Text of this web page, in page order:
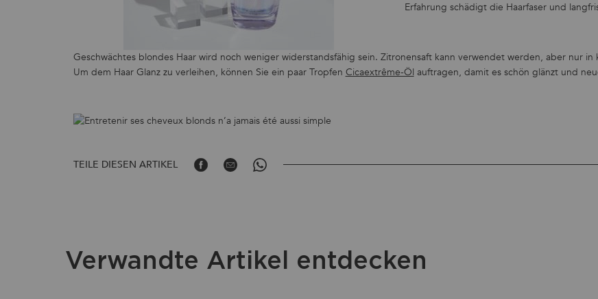
Erfahrung schädigt die Haarfaser und
Geschwächtes blondes Haar wird noch weniger widerstandsfähig sein. Zitronensaft kann verwendet werden, aber nur
Um dem Haar Glanz zu verleihen, können Sie ein paar Tropfen Cicaextrême-Öl auftragen, damit es schön glänzt und
TEILE DIESEN ARTIKEL Teilen Sie Auf Facebook
Teilen Sie Auf Email
Teilen Sie Auf Whatsapp
Verwandte Artikel entdecken